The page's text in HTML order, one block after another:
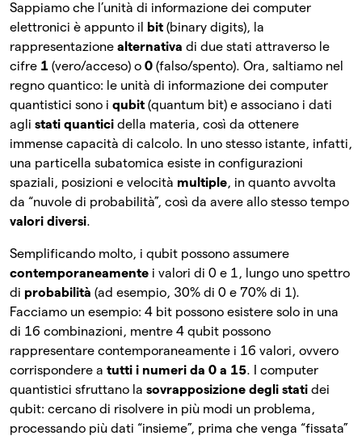
Sappiamo che l’unità di informazione dei computer
elettronici è appunto il
bit (binary digits), la
rappresentazione alternativa di due stati attraverso le
cifre 1 (vero/acceso) o 0 (falso/spento). Ora, saltiamo nel
regno quantico: le unità di informazione dei computer
quantistici sono i qubit (quantum bit) e associano i dati
agli stati quantici della materia, così da ottenere
immense capacità di calcolo. In uno stesso istante, infatti,
una particella subatomica esiste in configurazioni
spaziali, posizioni e velocità multiple, in quanto avvolta
da “nuvole di probabilità”, così da avere allo stesso tempo
valori diversi.
Semplificando molto, i qubit possono assumere
contemporaneamente i valori di 0 e 1, lungo uno spettro
di probabilità (ad esempio, 30% di 0 e 70% di 1).
Facciamo un esempio: 4 bit possono esistere solo in una
di 16 combinazioni, mentre 4 qubit possono
rappresentare contemporaneamente i 16 valori, ovvero
corrispondere a tutti i numeri da 0 a 15. I computer
quantistici sfruttano la sovrapposizione degli stati dei
qubit: cercano di risolvere in più modi un problema,
processando più dati “insieme”, prima che venga “fissata”